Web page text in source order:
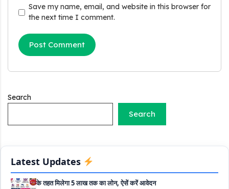
Save my name, email, and website in this browser for
the next time I comment.
Search
Search
Latest Updates
Griha Sugam Yojana Apply Online: घर बनाने के लिए LIC से ले
सकते है 8 लाख तक का लोन, मिलती है 40 प्रतिशत सब्सिडी
PM SVANidhi Scheme Apply Online: छोटे दुकानदारों को इस
Haryana Shilp Sampada Loan Yojana: हस्तशिल्पियों और